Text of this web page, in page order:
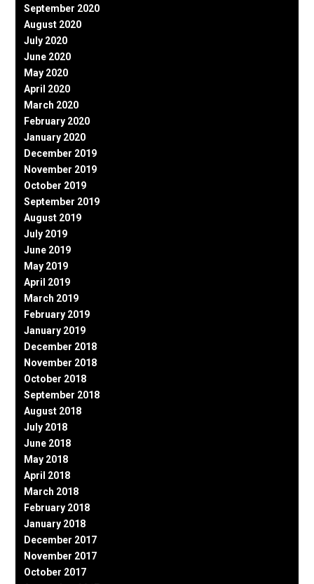
September 2020
August 2020
July 2020
June 2020
May 2020
April 2020
March 2020
February 2020
January 2020
December 2019
November 2019
October 2019
September 2019
August 2019
July 2019
June 2019
May 2019
April 2019
March 2019
February 2019
January 2019
December 2018
November 2018
October 2018
September 2018
August 2018
July 2018
June 2018
May 2018
April 2018
March 2018
February 2018
January 2018
December 2017
November 2017
October 2017